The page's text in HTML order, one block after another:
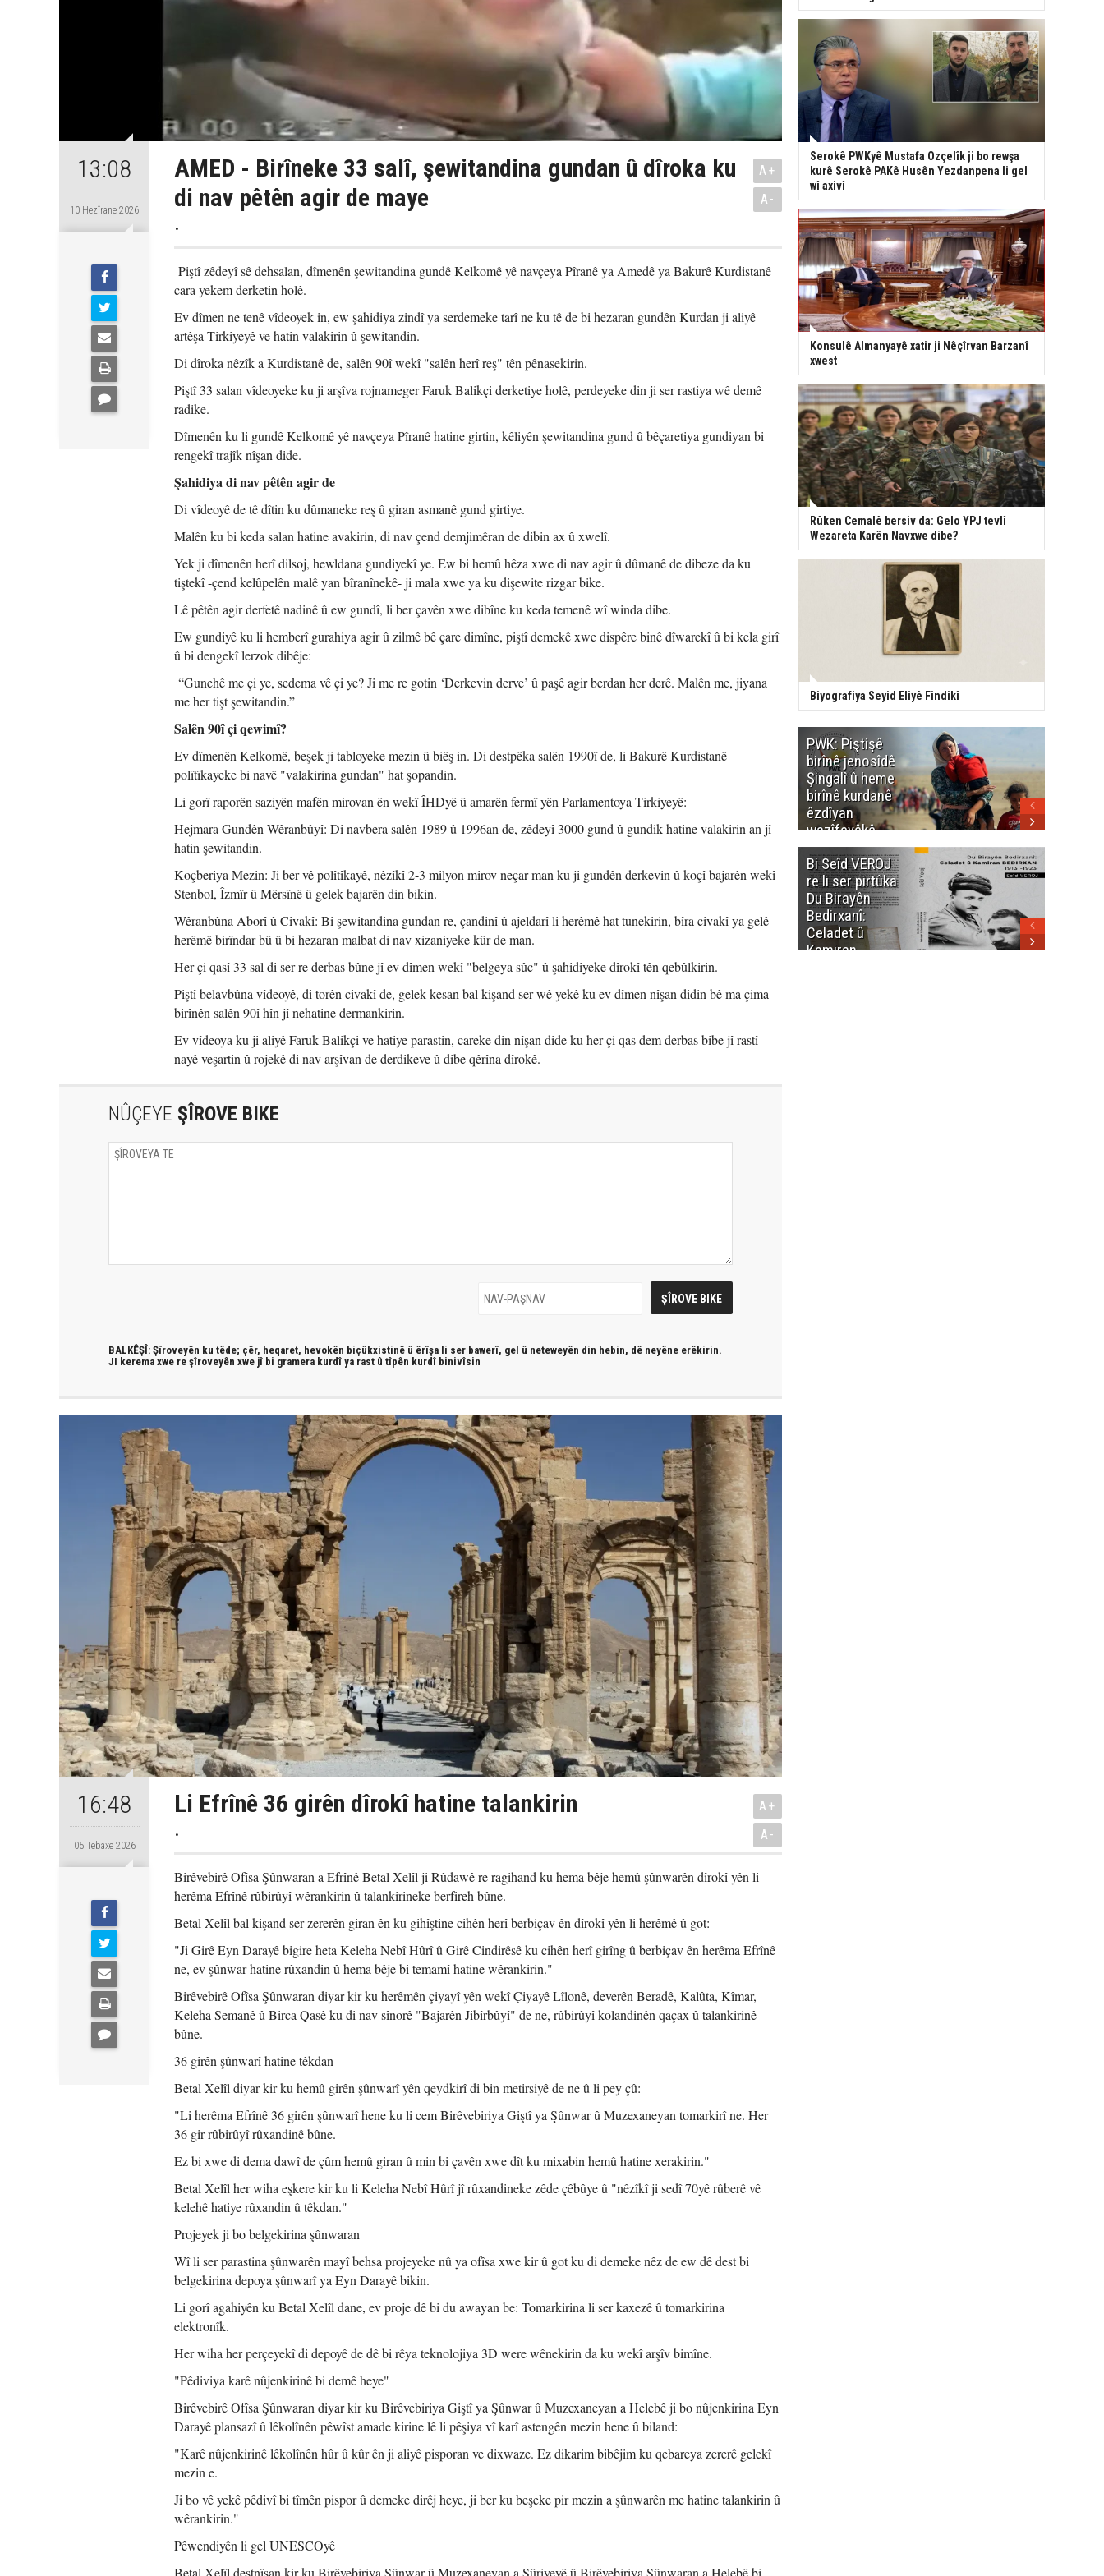
13:08
10 Hezîrane 2026
AMED - Birîneke 33 salî, şewitandina gundan û dîroka ku
di nav pêtên agir de maye
.
A+
A-
Piştî zêdeyî sê dehsalan, dîmenên şewitandina gundê Kelkomê yê navçeya Pîranê ya Amedê ya Bakurê Kurdistanê
cara yekem derketin holê.
Ev dîmen ne tenê vîdeoyek in, ew şahidiya zindî ya serdemeke tarî ne ku tê de bi hezaran gundên Kurdan ji aliyê
artêşa Tirkiyeyê ve hatin valakirin û şewitandin.
Di dîroka nêzîk a Kurdistanê de, salên 90î wekî "salên herî reş" tên pênasekirin.
Piştî 33 salan vîdeoyeke ku ji arşîva rojnameger Faruk Balikçi derketiye holê, perdeyeke din ji ser rastiya wê demê
radike.
Dîmenên ku li gundê Kelkomê yê navçeya Pîranê hatine girtin, kêliyên şewitandina gund û bêçaretiya gundiyan bi
rengekî trajîk nîşan dide.
Şahidiya di nav pêtên agir de
Di vîdeoyê de tê dîtin ku dûmaneke reş û giran asmanê gund girtiye.
Malên ku bi keda salan hatine avakirin, di nav çend demjimêran de dibin ax û xwelî.
Yek ji dîmenên herî dilsoj, hewldana gundiyekî ye. Ew bi hemû hêza xwe di nav agir û dûmanê de dibeze da ku
tiştekî -çend kelûpelên malê yan bîranînekê- ji mala xwe ya ku dişewite rizgar bike.
Lê pêtên agir derfetê nadinê û ew gundî, li ber çavên xwe dibîne ku keda temenê wî winda dibe.
Ew gundiyê ku li hemberî gurahiya agir û zilmê bê çare dimîne, piştî demekê xwe dispêre binê dîwarekî û bi kela girî
û bi dengekî lerzok dibêje:
“Gunehê me çi ye, sedema vê çi ye? Ji me re gotin ‘Derkevin derve’ û paşê agir berdan her derê. Malên me, jiyana
me her tişt şewitandin.”
Salên 90î çi qewimî?
Ev dîmenên Kelkomê, beşek ji tabloyeke mezin û biêş in. Di destpêka salên 1990î de, li Bakurê Kurdistanê
polîtîkayeke bi navê "valakirina gundan" hat şopandin.
Li gorî raporên saziyên mafên mirovan ên wekî ÎHDyê û amarên fermî yên Parlamentoya Tirkiyeyê:
Hejmara Gundên Wêranbûyî: Di navbera salên 1989 û 1996an de, zêdeyî 3000 gund û gundik hatine valakirin an jî
hatin şewitandin.
Koçberiya Mezin: Ji ber vê polîtîkayê, nêzîkî 2-3 milyon mirov neçar man ku ji gundên derkevin û koçî bajarên wekî
Stenbol, Îzmîr û Mêrsînê û gelek bajarên din bikin.
Wêranbûna Aborî û Civakî: Bi şewitandina gundan re, çandinî û ajeldarî li herêmê hat tunekirin, bîra civakî ya gelê
herêmê birîndar bû û bi hezaran malbat di nav xizaniyeke kûr de man.
Her çi qasî 33 sal di ser re derbas bûne jî ev dîmen wekî "belgeya sûc" û şahidiyeke dîrokî tên qebûlkirin.
Piştî belavbûna vîdeoyê, di torên civakî de, gelek kesan bal kişand ser wê yekê ku ev dîmen nîşan didin bê ma çima
birînên salên 90î hîn jî nehatine dermankirin.
Ev vîdeoya ku ji aliyê Faruk Balikçi ve hatiye parastin, careke din nîşan dide ku her çi qas dem derbas bibe jî rastî
nayê veşartin û rojekê di nav arşîvan de derdikeve û dibe qêrîna dîrokê.
NÛÇEYE ŞÎROVE BIKE
BALKÊŞÎ: Şîroveyên ku têde; çêr, heqaret, hevokên biçûkxistinê û êrîşa li ser bawerî, gel û neteweyên din hebin, dê neyêne erêkirin.
JI kerema xwe re şîroveyên xwe jî bi gramera kurdî ya rast û tîpên kurdî binivîsin
16:48
05 Tebaxe 2026
Li Efrînê 36 girên dîrokî hatine talankirin
.
A+
A-
Birêvebirê Ofîsa Şûnwaran a Efrînê Betal Xelîl ji Rûdawê re ragihand ku hema bêje hemû şûnwarên dîrokî yên li
herêma Efrînê rûbirûyî wêrankirin û talankirineke berfireh bûne.
Betal Xelîl bal kişand ser zererên giran ên ku gihîştine cihên herî berbiçav ên dîrokî yên li herêmê û got:
"Ji Girê Eyn Darayê bigire heta Keleha Nebî Hûrî û Girê Cindirêsê ku cihên herî girîng û berbiçav ên herêma Efrînê
ne, ev şûnwar hatine rûxandin û hema bêje bi temamî hatine wêrankirin."
Birêvebirê Ofîsa Şûnwaran diyar kir ku herêmên çiyayî yên wekî Çiyayê Lîlonê, deverên Beradê, Kalûta, Kîmar,
Keleha Semanê û Birca Qasê ku di nav sînorê "Bajarên Jibîrbûyî" de ne, rûbirûyî kolandinên qaçax û talankirinê
bûne.
36 girên şûnwarî hatine têkdan
Betal Xelîl diyar kir ku hemû girên şûnwarî yên qeydkirî di bin metirsiyê de ne û li pey çû:
"Li herêma Efrînê 36 girên şûnwarî hene ku li cem Birêvebiriya Giştî ya Şûnwar û Muzexaneyan tomarkirî ne. Her
36 gir rûbirûyî rûxandinê bûne.
Ez bi xwe di dema dawî de çûm hemû giran û min bi çavên xwe dît ku mixabin hemû hatine xerakirin."
Betal Xelîl her wiha eşkere kir ku li Keleha Nebî Hûrî jî rûxandineke zêde çêbûye û "nêzîkî ji sedî 70yê rûberê vê
kelehê hatiye rûxandin û têkdan."
Projeyek ji bo belgekirina şûnwaran
Wî li ser parastina şûnwarên mayî behsa projeyeke nû ya ofîsa xwe kir û got ku di demeke nêz de ew dê dest bi
belgekirina depoya şûnwarî ya Eyn Darayê bikin.
Li gorî agahiyên ku Betal Xelîl dane, ev proje dê bi du awayan be: Tomarkirina li ser kaxezê û tomarkirina
elektronîk.
Her wiha her perçeyekî di depoyê de dê bi rêya teknolojiya 3D were wênekirin da ku wekî arşîv bimîne.
"Pêdiviya karê nûjenkirinê bi demê heye"
Birêvebirê Ofîsa Şûnwaran diyar kir ku Birêvebiriya Giştî ya Şûnwar û Muzexaneyan a Helebê ji bo nûjenkirina Eyn
Darayê plansazî û lêkolînên pêwîst amade kirine lê li pêşiya vî karî astengên mezin hene û biland:
"Karê nûjenkirinê lêkolînên hûr û kûr ên ji aliyê pisporan ve dixwaze. Ez dikarim bibêjim ku qebareya zererê gelekî
mezin e.
Ji bo vê yekê pêdivî bi tîmên pispor û demeke dirêj heye, ji ber ku beşeke pir mezin a şûnwarên me hatine talankirin û
wêrankirin."
Pêwendiyên li gel UNESCOyê
Betal Xelîl destnîşan kir ku Birêvebiriya Şûnwar û Muzexaneyan a Sûriyeyê û Birêvebiriya Şûnwaran a Helebê bi
Serokê PWKyê Mustafa Ozçelîk ji bo rewşa
kurê Serokê PAKê Husên Yezdanpena li gel
wî axivî
Konsulê Almanyayê xatir ji Nêçîrvan Barzanî
xwest
Rûken Cemalê bersiv da: Gelo YPJ tevlî
Wezareta Karên Navxwe dibe?
Biyografiya Seyid Eliyê Findikî
PWK: Piştişê
birînê jenosîdê
Şingalî û heme
birînê kurdanê
êzdîyan
wazîfeyêkê
neteweyî yê
heme kurdanê
dinya yo
Bi Seîd VEROJ
re li ser pirtûka
Du Birayên
Bedirxanî:
Celadet û
Kamiran